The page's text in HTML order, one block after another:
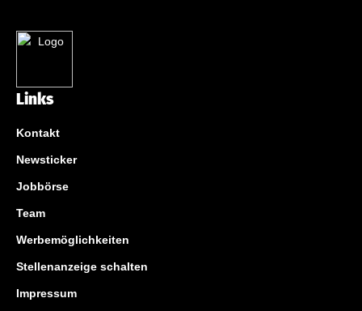
Links
Kontakt
Newsticker
Jobbörse
Team
Werbemöglichkeiten
Stellenanzeige schalten
Impressum